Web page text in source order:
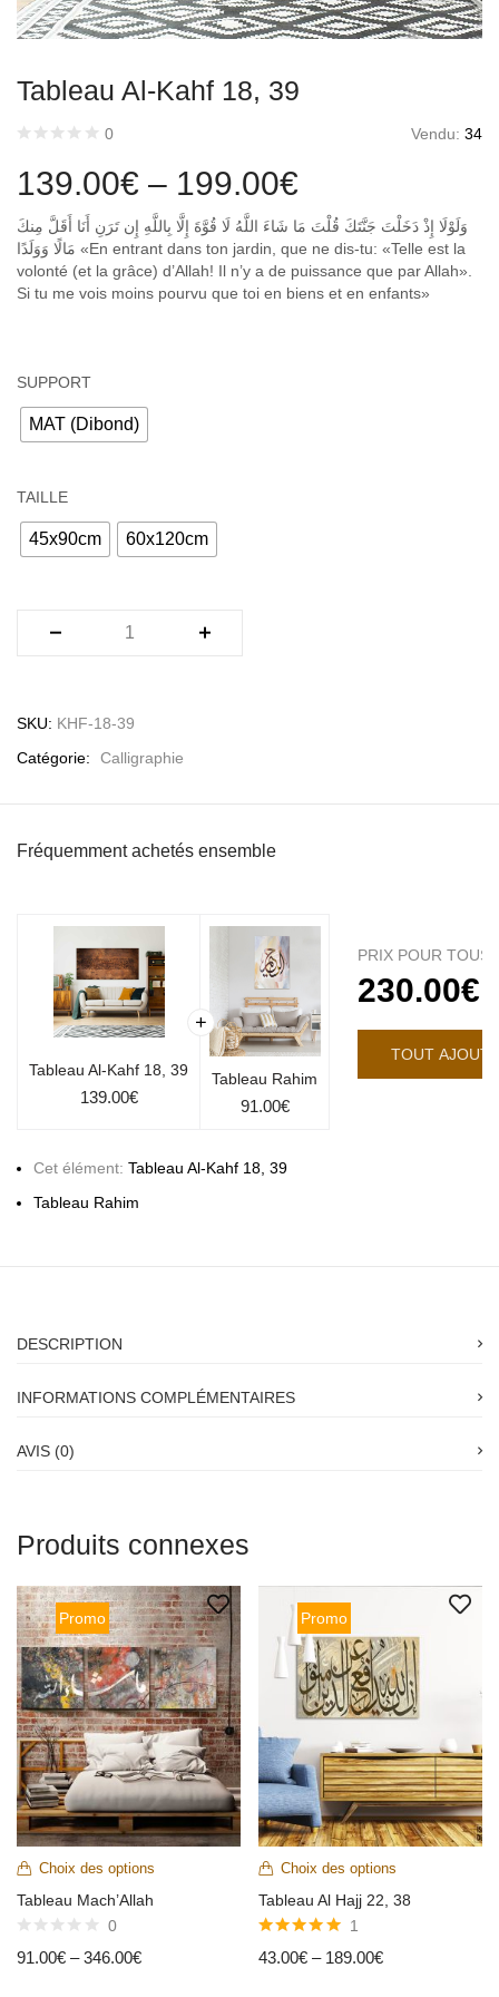
Tableau Al-Kahf 18, 39
0 Vendu: 34
139.00€ – 199.00€
وَلَوْلَا إِذْ دَخَلْتَ جَنَّتَكَ قُلْتَ مَا شَاءَ اللَّهُ لَا قُوَّةَ إِلَّا بِاللَّهِ إِن تَرَنِ أَنَا أَقَلَّ مِنكَ
مَالًا وَوَلَدًا «En entrant dans ton jardin, que ne dis-tu: «Telle est la
volonté (et la grâce) d’Allah! Il n’y a de puissance que par Allah».
Si tu me vois moins pourvu que toi en biens et en enfants»
SUPPORT
MAT (Dibond)
TAILLE
45x90cm 60x120cm
SKU: KHF-18-39
Catégorie:
Calligraphie
Fréquemment achetés ensemble
Tableau Al-Kahf 18, 39
139.00€
Tableau Rahim
91.00€
PRIX POUR TOUS:
230.00€
Cet élément: Tableau Al-Kahf 18, 39
Tableau Rahim
DESCRIPTION
INFORMATIONS COMPLÉMENTAIRES
AVIS (0)
Produits connexes
Promo
Choix des options
Tableau Mach’Allah
0
91.00€ –346.00€
Promo
Choix des options
Tableau Al Hajj 22, 38
sur 5
1
43.00€ – 189.00€